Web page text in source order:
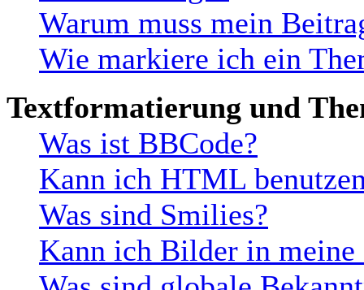
Warum muss mein
Wie markiere ich ein
Textformatierung und
Was ist BBCode?
Kann ich HTML
Was sind Smilies?
Kann ich Bilder in meine